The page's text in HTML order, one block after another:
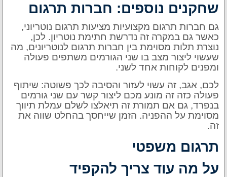
שחקנים נוספים: חברות תרגום
גם חברות תרגום מקצועיות מציעות תרגום נוטריוני,
כאשר גם במקרה זה נדרשת חתימת נוטריון. לכן,
נוצרת תלות מסוימת בין חברות תרגום לנוטריונים, מה
שעשוי ליצור מצב בו שני הגורמים משתפים פעולה
ומפנים לקוחות אחד לשני.
לכם, אגב, זה עשוי לעזור והסיבה לכך פשוטה: שיתוף
פעולה כזה זה מונע מכם ליצור קשר עם שני גורמים
בנפרד, גם אם תמורת זה תיאלצו לשלם עמלת תיווך
מסוימת על ההפניה. הזמן שייחסך בהחלט שווה את
זה.
תרגום משפטי
על מה עוד צריך להקפיד